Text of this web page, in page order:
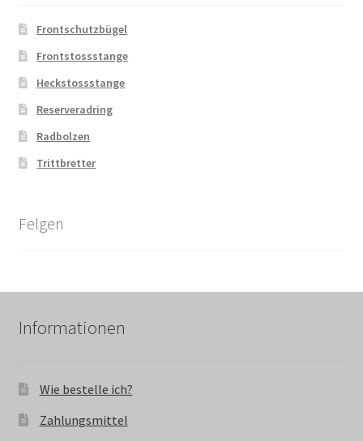
Frontschutzbügel
Frontstossstange
Heckstossstange
Reserveradring
Radbolzen
Trittbretter
Felgen
Informationen
Wie bestelle ich?
Zahlungsmittel